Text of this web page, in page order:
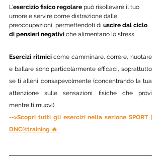
L'esercizio fisico regolare può risollevare il tuo
umore e servire come distrazione dalle
preoccupazioni, permettendoti di uscire dal ciclo
di pensieri negativi che alimentano lo stress.
Esercizi ritmici come camminare, correre, nuotare
e ballare sono particolarmente efficaci, soprattutto
se ti alleni consapevolmente (concentrando la tua
attenzione sulle sensazioni fisiche che provi
mentre ti muovi).
-->Scopri tutti gli esercizi nella sezione SPORT |
DNC®training 🔥